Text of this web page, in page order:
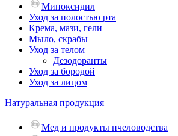
Миноксидил
Уход за полостью рта
Крема, мази, гели
Мыло, скрабы
Уход за телом
Дезодоранты
Уход за бородой
Уход за лицом
Натуральная продукция
Мед и продукты пчеловодства